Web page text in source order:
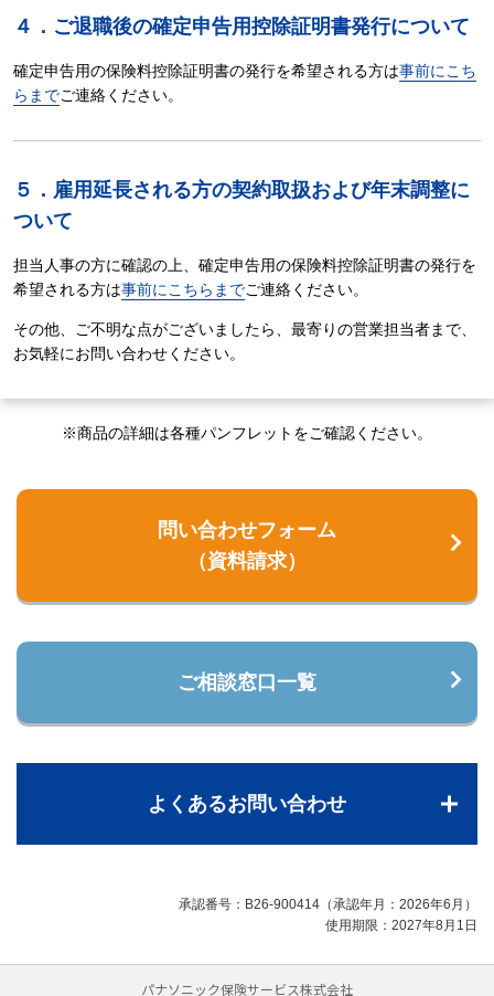
４．ご退職後の確定申告用控除証明書発行について
確定申告用の保険料控除証明書の発行を希望される方は事前にこち
らまでご連絡ください。
５．雇用延長される方の契約取扱および年末調整に
ついて
担当人事の方に確認の上、確定申告用の保険料控除証明書の発行を
希望される方は事前にこちらまでご連絡ください。
その他、ご不明な点がございましたら、最寄りの営業担当者まで、
お気軽にお問い合わせください。
※商品の詳細は各種パンフレットをご確認ください。
問い合わせフォーム
（資料請求）
ご相談窓口一覧
よくあるお問い合わせ
承認番号：B26-900414（承認年月：2026年6月）
使用期限：2027年8月1日
パナソニック保険サービス株式会社